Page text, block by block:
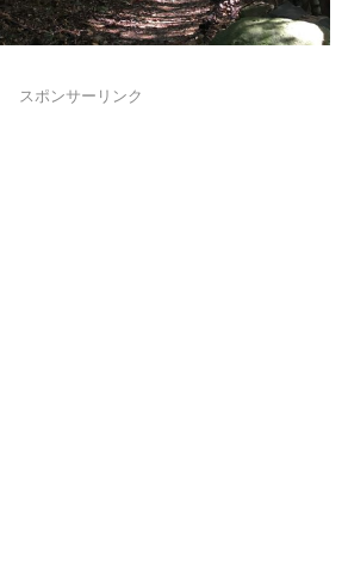
スポンサーリンク